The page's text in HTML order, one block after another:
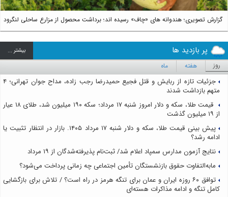
گزارش تصویری؛ هندوانه های «چاف» رسیده اند؛ برداشت محصول از مزارع ساحلی لنگرود
پر بازدید ها بيشتر ...
روز هفته ماه
جزئیات تازه از ربایش و قتل فجیع حمیدرضا رجب زاده، مداح جوان تهرانی؛ ۴
متهم بازداشت شدند
قیمت طلا، سکه و دلار امروز شنبه ۱۷ مرداد؛ سکه ۱۹۰ میلیون شد، طلای ۱۸ عیار
از ۱۹ میلیون گذشت
پیش بینی قیمت طلا، سکه و دلار شنبه ۱۷ مرداد ۱۴۰۵. بازار در انتظار تثبیت یا
ادامه رشد؟
نتایج آزمون مدارس سمپاد اعلام شد/ ثبت‌نام پذیرفته‌شدگان از ۱۹ مرداد
مابه‌التفاوت حقوق بازنشستگان تأمین اجتماعی چه زمانی پرداخت می‌شود؟
توافق ۶۰ روزه ایران و عمان برای تنگه هرمز در راه است؟ / تلاش برای بازگشایی
کامل تنگه و ادامه مذاکرات هسته‌ای